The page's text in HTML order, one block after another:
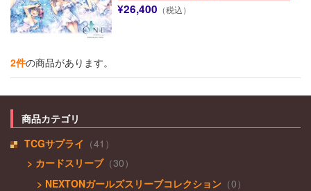
¥26,400 （税込）
2件の商品があります。
商品カテゴリ
TCGサプライ （41）
> カードスリーブ（30）
> NEXTONガールズスリーブコレクション （0）